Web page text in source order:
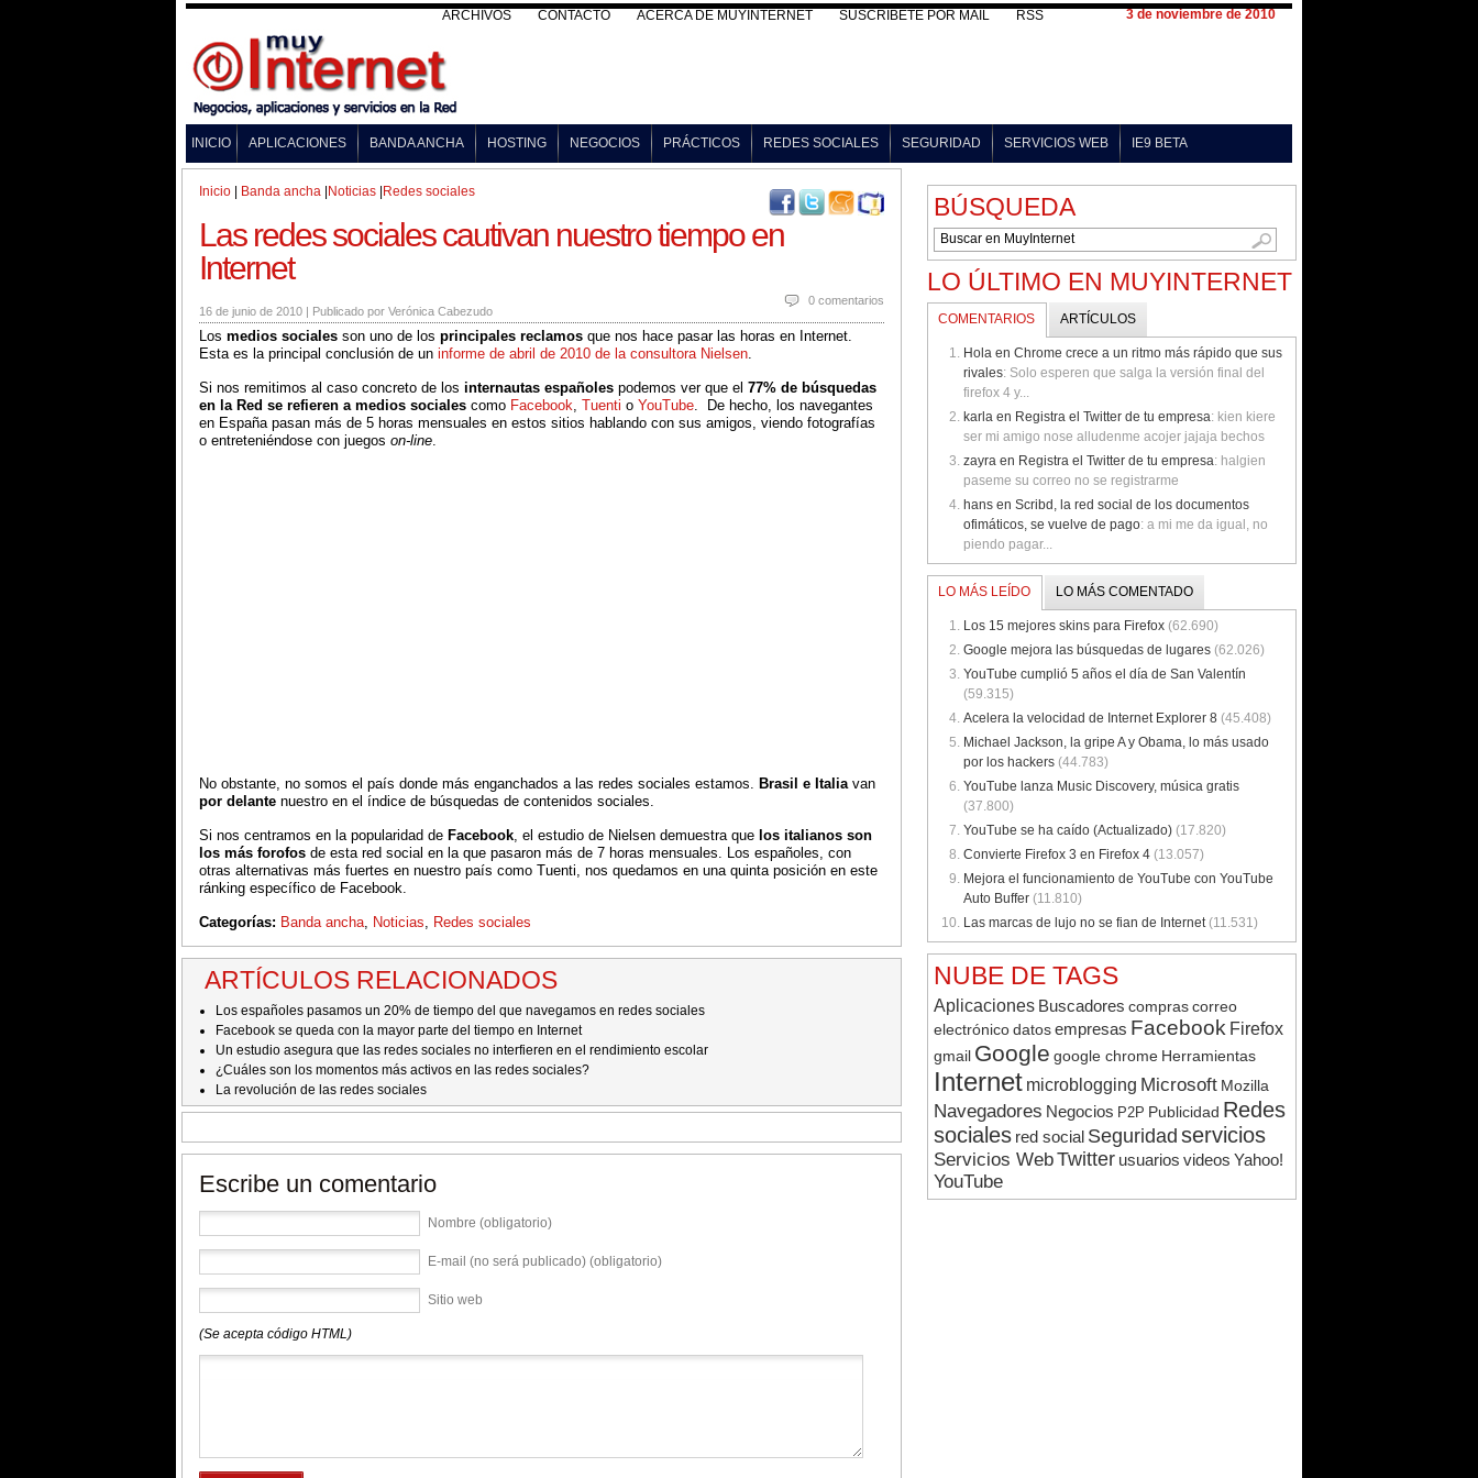
ARCHIVOS CONTACTO ACERCA DE MUYINTERNET SUSCRÍBETE POR MAIL RSS 3 de noviembre de 2010
INICIO APLICACIONES BANDA ANCHA HOSTING NEGOCIOS PRÁCTICOS REDES SOCIALES SEGURIDAD SERVICIOS WEB IE9 BETA
Inicio Banda ancha Noticias Redes sociales
Las redes sociales cautivan nuestro tiempo en
Internet
16 de junio de 2010 | Publicado por Verónica Cabezudo
0 comentarios
Los medios sociales son uno de los principales reclamos que nos hace pasar las horas en Internet.
Esta es la principal conclusión de un informe de abril de 2010 de la consultora Nielsen.
Si nos remitimos al caso concreto de los internautas españoles podemos ver que el 77% de búsquedas
en la Red se refieren a medios sociales como Facebook, Tuenti o YouTube. De hecho, los navegantes
en España pasan más de 5 horas mensuales en estos sitios hablando con sus amigos, viendo fotografías
o entreteniéndose con juegos on-line.
No obstante, no somos el país donde más enganchados a las redes sociales estamos. Brasil e Italiavan
por delante nuestro en el índice de búsquedas de contenidos sociales.
Si nos centramos en la popularidad de Facebook, el estudio de Nielsen demuestra que los italianos son
los más forofos de esta red social en la que pasaron más de 7 horas mensuales. Los españoles, con
otras alternativas más fuertes en nuestro país como Tuenti, nos quedamos en una quinta posición en este
ránking específico de Facebook.
Categorías: Banda ancha, Noticias, Redes sociales
ARTÍCULOS RELACIONADOS
Los españoles pasamos un 20% de tiempo del que navegamos en redes sociales
Facebook se queda con la mayor parte del tiempo en Internet
Un estudio asegura que las redes sociales no interfieren en el rendimiento escolar
¿Cuáles son los momentos más activos en las redes sociales?
La revolución de las redes sociales
Escribe un comentario
Nombre (obligatorio)
E-mail (no será publicado) (obligatorio)
Sitio web
(Se acepta código HTML)
BÚSQUEDA
LO ÚLTIMO EN MUYINTERNET
COMENTARIOS ARTÍCULOS
Hola en Chrome crece a un ritmo más rápido que sus
rivales: Solo esperen que salga la versión final del
firefox 4 y...
karla en Registra el Twitter de tu empresa: kien kiere
ser mi amigo nose alludenme acojer jajaja bechos
zayra en Registra el Twitter de tu empresa: halgien
paseme su correo no se registrarme
hans en Scribd, la red social de los documentos
ofimáticos, se vuelve de pago: a mi me da igual, no
piendo pagar...
LO MÁS LEÍDO LO MÁS COMENTADO
Los 15 mejores skins para Firefox (62.690)
Google mejora las búsquedas de lugares (62.026)
YouTube cumplió 5 años el día de San Valentín
(59.315)
Acelera la velocidad de Internet Explorer 8 (45.408)
Michael Jackson, la gripe A y Obama, lo más usado
por los hackers (44.783)
YouTube lanza Music Discovery, música gratis
(37.800)
YouTube se ha caído (Actualizado) (17.820)
Convierte Firefox 3 en Firefox 4 (13.057)
Mejora el funcionamiento de YouTube con YouTube
Auto Buffer (11.810)
Las marcas de lujo no se fian de Internet(11.531)
NUBE DE TAGS
Aplicaciones Buscadores compras correo
electrónicodatosempresas Facebook Firefox
gmail Google google chrome Herramientas
Internet microblogging Microsoft Mozilla
Navegadores Negocios P2P Publicidad Redes
sociales red social Seguridad servicios
Servicios WebTwitter usuarios videos Yahoo!
YouTube